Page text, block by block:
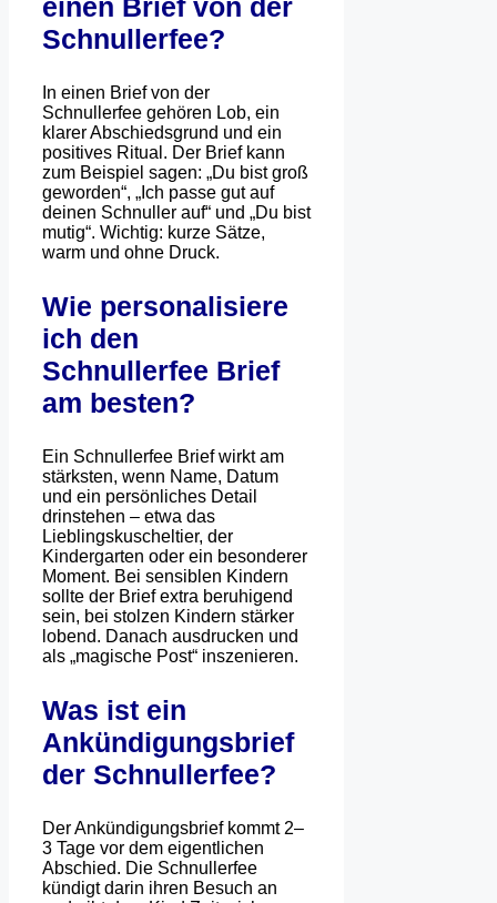
einen Brief von der
Schnullerfee?
In einen Brief von der
Schnullerfee gehören Lob, ein
klarer Abschiedsgrund und ein
positives Ritual. Der Brief kann
zum Beispiel sagen: „Du bist groß
geworden“, „Ich passe gut auf
deinen Schnuller auf“ und „Du bist
mutig“. Wichtig: kurze Sätze,
warm und ohne Druck.
Wie personalisiere
ich den
Schnullerfee Brief
am besten?
Ein Schnullerfee Brief wirkt am
stärksten, wenn Name, Datum
und ein persönliches Detail
drinstehen – etwa das
Lieblingskuscheltier, der
Kindergarten oder ein besonderer
Moment. Bei sensiblen Kindern
sollte der Brief extra beruhigend
sein, bei stolzen Kindern stärker
lobend. Danach ausdrucken und
als „magische Post“ inszenieren.
Was ist ein
Ankündigungsbrief
der Schnullerfee?
Der Ankündigungsbrief kommt 2–
3 Tage vor dem eigentlichen
Abschied. Die Schnullerfee
kündigt darin ihren Besuch an